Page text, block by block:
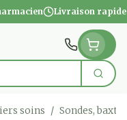
Livraison rapide
soins / Sondes,